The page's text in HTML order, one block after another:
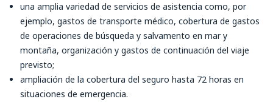
una amplia variedad de servicios de asistencia como, por
ejemplo, gastos de transporte médico, cobertura de gastos
de operaciones de búsqueda y salvamento en mar y
montaña, organización y gastos de continuación del viaje
previsto;
ampliación de la cobertura del seguro hasta 72 horas en
situaciones de emergencia.